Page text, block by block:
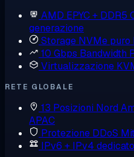
AMD EPYC + DDR5
generazione
Storage NVMe puro
10 Gbps Bandwidth
Virtualizzazione
RETE GLOBALE
13 Posizioni Nord
APAC
Protezione DDoS
IPv6 + IPv4 dedicato